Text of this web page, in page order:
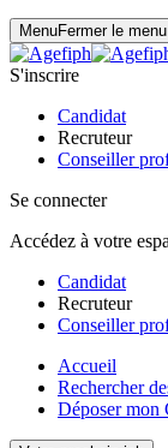
MenuFermer le menu
S'inscrire
Candidat
Recruteur
Conseiller
Se connecter
Accédez à votre
Candidat
Recruteur
Conseiller
Accueil
Rechercher
Déposer mon